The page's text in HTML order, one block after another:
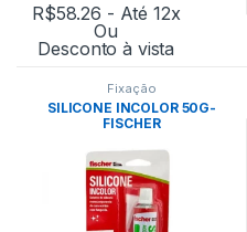
R$58.26 - Até 12x
Ou
Desconto à vista
Fixação
SILICONE INCOLOR 50G-
FISCHER